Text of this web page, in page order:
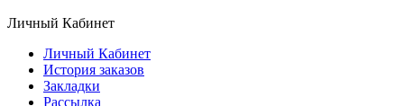
Личный Кабинет
Личный Кабинет
История заказов
Закладки
Рассылка